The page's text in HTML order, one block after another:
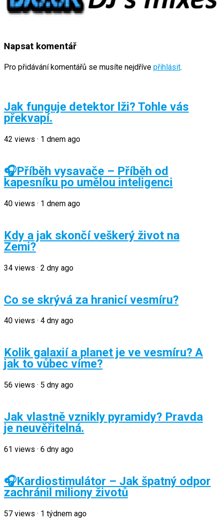
Napsat komentář
Pro přidávání komentářů se musíte nejdříve přihlásit.
Jak funguje detektor lži? Tohle vás
překvapí.
42 views · 1 dnem ago
🎧Příběh vysavače – Příběh od
kapesníku po umělou inteligenci
40 views · 1 dnem ago
Kdy a jak skončí veškerý život na
Zemi?
34 views · 2 dny ago
Co se skrývá za hranicí vesmíru?
40 views · 4 dny ago
Kolik galaxií a planet je ve vesmíru? A
jak to vůbec víme?
56 views · 5 dny ago
Jak vlastně vznikly pyramidy? Pravda
je neuvěřitelná.
61 views · 6 dny ago
🎧Kardiostimulátor – Jak špatný odpor
zachránil miliony životů
57 views · 1 týdnem ago